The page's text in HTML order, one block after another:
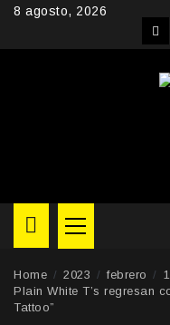
Skip8 agosto, 2026
Primary
Menu
Home 2023 febrero
Plain White T’s regresan
Tattoo”